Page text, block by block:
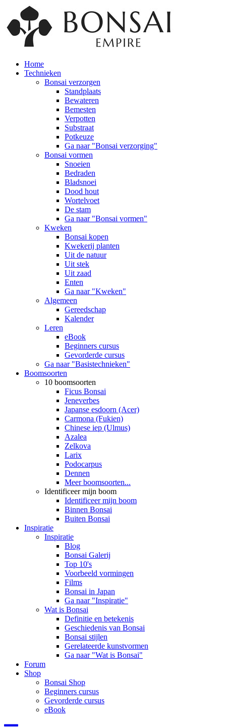
Home
Technieken
Bonsai verzorgen
Standplaats
Bewateren
Bemesten
Verpotten
Substraat
Potkeuze
Ga naar "Bonsai verzorging"
Bonsai vormen
Snoeien
Bedraden
Bladsnoei
Dood hout
Wortelvoet
De stam
Ga naar "Bonsai vormen"
Kweken
Bonsai kopen
Kwekerij planten
Uit de natuur
Uit stek
Uit zaad
Enten
Ga naar "Kweken"
Algemeen
Gereedschap
Kalender
Leren
eBook
Beginners cursus
Gevorderde cursus
Ga naar "Basistechnieken"
Boomsoorten
10 boomsoorten
Ficus Bonsai
Jeneverbes
Japanse esdoorn (Acer)
Carmona (Fukien)
Chinese iep (Ulmus)
Azalea
Zelkova
Larix
Podocarpus
Dennen
Meer boomsoorten...
Identificeer mijn boom
Identificeer mijn boom
Binnen Bonsai
Buiten Bonsai
Inspiratie
Inspiratie
Blog
Bonsai Galerij
Top 10's
Voorbeeld vormingen
Films
Bonsai in Japan
Ga naar "Inspiratie"
Wat is Bonsai
Definitie en betekenis
Geschiedenis van Bonsai
Bonsai stijlen
Gerelateerde kunstvormen
Ga naar "Wat is Bonsai"
Forum
Shop
Bonsai Shop
Beginners cursus
Gevorderde cursus
eBook